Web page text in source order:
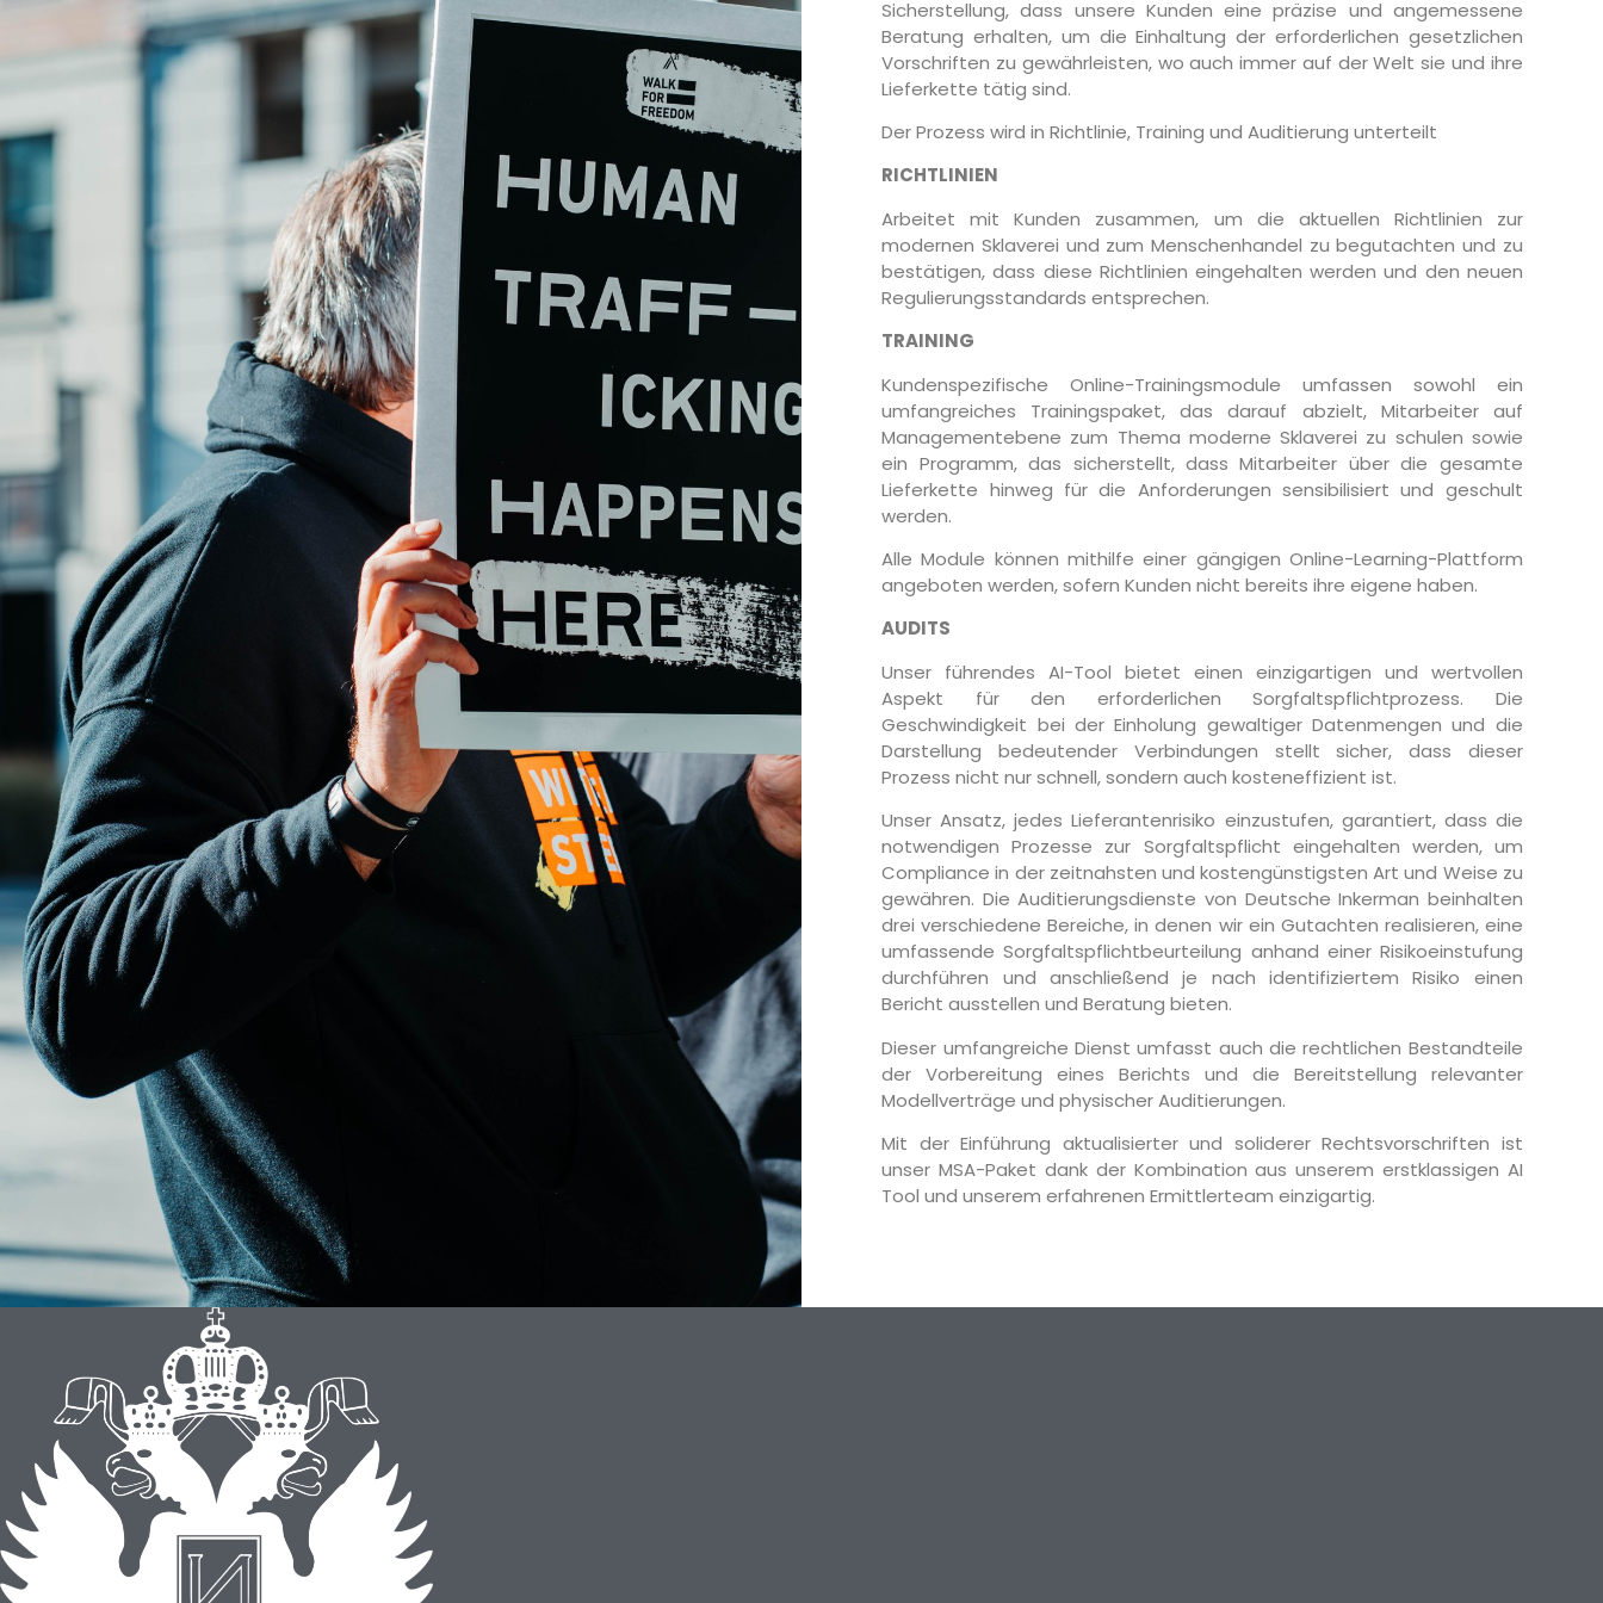
Sicherstellung, dass unsere Kunden eine präzise und angemessene
Beratung erhalten, um die Einhaltung der erforderlichen gesetzlichen
Vorschriften zu gewährleisten, wo auch immer auf der Welt sie und ihre
Lieferkette tätig sind.
Der Prozess wird in Richtlinie, Training und Auditierung unterteilt
RICHTLINIEN
Arbeitet mit Kunden zusammen, um die aktuellen Richtlinien zur
modernen Sklaverei und zum Menschenhandel zu begutachten und zu
bestätigen, dass diese Richtlinien eingehalten werden und den neuen
Regulierungsstandards entsprechen.
TRAINING
Kundenspezifische Online-Trainingsmodule umfassen sowohl ein
umfangreiches Trainingspaket, das darauf abzielt, Mitarbeiter auf
Managementebene zum Thema moderne Sklaverei zu schulen sowie
ein Programm, das sicherstellt, dass Mitarbeiter über die gesamte
Lieferkette hinweg für die Anforderungen sensibilisiert und geschult
werden.
Alle Module können mithilfe einer gängigen Online-Learning-Plattform
angeboten werden, sofern Kunden nicht bereits ihre eigene haben.
AUDITS
Unser führendes AI-Tool bietet einen einzigartigen und wertvollen
Aspekt für den erforderlichen Sorgfaltspflichtprozess. Die
Geschwindigkeit bei der Einholung gewaltiger Datenmengen und die
Darstellung bedeutender Verbindungen stellt sicher, dass dieser
Prozess nicht nur schnell, sondern auch kosteneffizient ist.
Unser Ansatz, jedes Lieferantenrisiko einzustufen, garantiert, dass die
notwendigen Prozesse zur Sorgfaltspflicht eingehalten werden, um
Compliance in der zeitnahsten und kostengünstigsten Art und Weise zu
gewähren. Die Auditierungsdienste von Deutsche Inkerman beinhalten
drei verschiedene Bereiche, in denen wir ein Gutachten realisieren, eine
umfassende Sorgfaltspflichtbeurteilung anhand einer Risikoeinstufung
durchführen und anschließend je nach identifiziertem Risiko einen
Bericht ausstellen und Beratung bieten.
Dieser umfangreiche Dienst umfasst auch die rechtlichen Bestandteile
der Vorbereitung eines Berichts und die Bereitstellung relevanter
Modellverträge und physischer Auditierungen.
Mit der Einführung aktualisierter und soliderer Rechtsvorschriften ist
unser MSA-Paket dank der Kombination aus unserem erstklassigen AI
Tool und unserem erfahrenen Ermittlerteam einzigartig.